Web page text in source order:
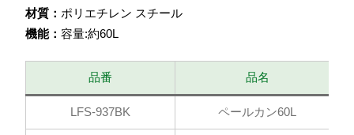
材質： ポリエチレン スチール
機能： 容量:約60L
品番 品名
LFS-937BK ペールカン60L